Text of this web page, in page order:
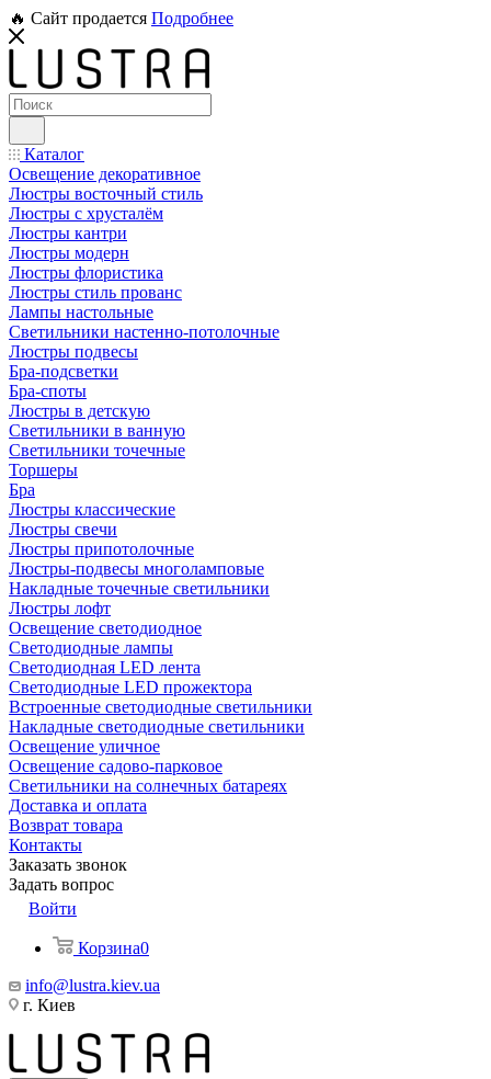
🔥 Сайт продается Подробнее
Каталог
Освещение декоративное
Люстры восточный стиль
Люстры с хрусталём
Люстры кантри
Люстры модерн
Люстры флористика
Люстры стиль прованс
Лампы настольные
Светильники настенно-потолочные
Люстры подвесы
Бра-подсветки
Бра-споты
Люстры в детскую
Светильники в ванную
Светильники точечные
Торшеры
Бра
Люстры классические
Люстры свечи
Люстры припотолочные
Люстры-подвесы многоламповые
Накладные точечные светильники
Люстры лофт
Освещение светодиодное
Светодиодные лампы
Светодиодная LED лента
Светодиодные LED прожектора
Встроенные светодиодные светильники
Накладные светодиодные светильники
Освещение уличное
Освещение садово-парковое
Светильники на солнечных батареях
Доставка и оплата
Возврат товара
Контакты
Заказать звонок
Задать вопрос
Войти
Корзина0
info@lustra.kiev.ua
г. Киев